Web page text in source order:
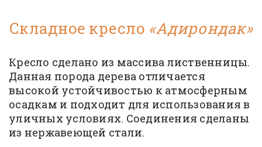
Складное кресло «Адирондак»
Кресло сделано из массива лиственницы.
Данная порода дерева отличается
высокой устойчивостью к атмосферным
осадкам и подходит для использования в
уличных условиях. Соединения сделаны
из нержавеющей стали.